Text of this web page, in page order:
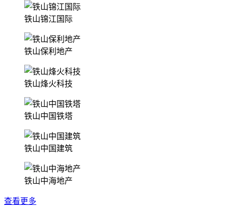
铁山锦江国际
铁山保利地产
铁山烽火科技
铁山中国铁塔
铁山中国建筑
铁山中海地产
查看更多